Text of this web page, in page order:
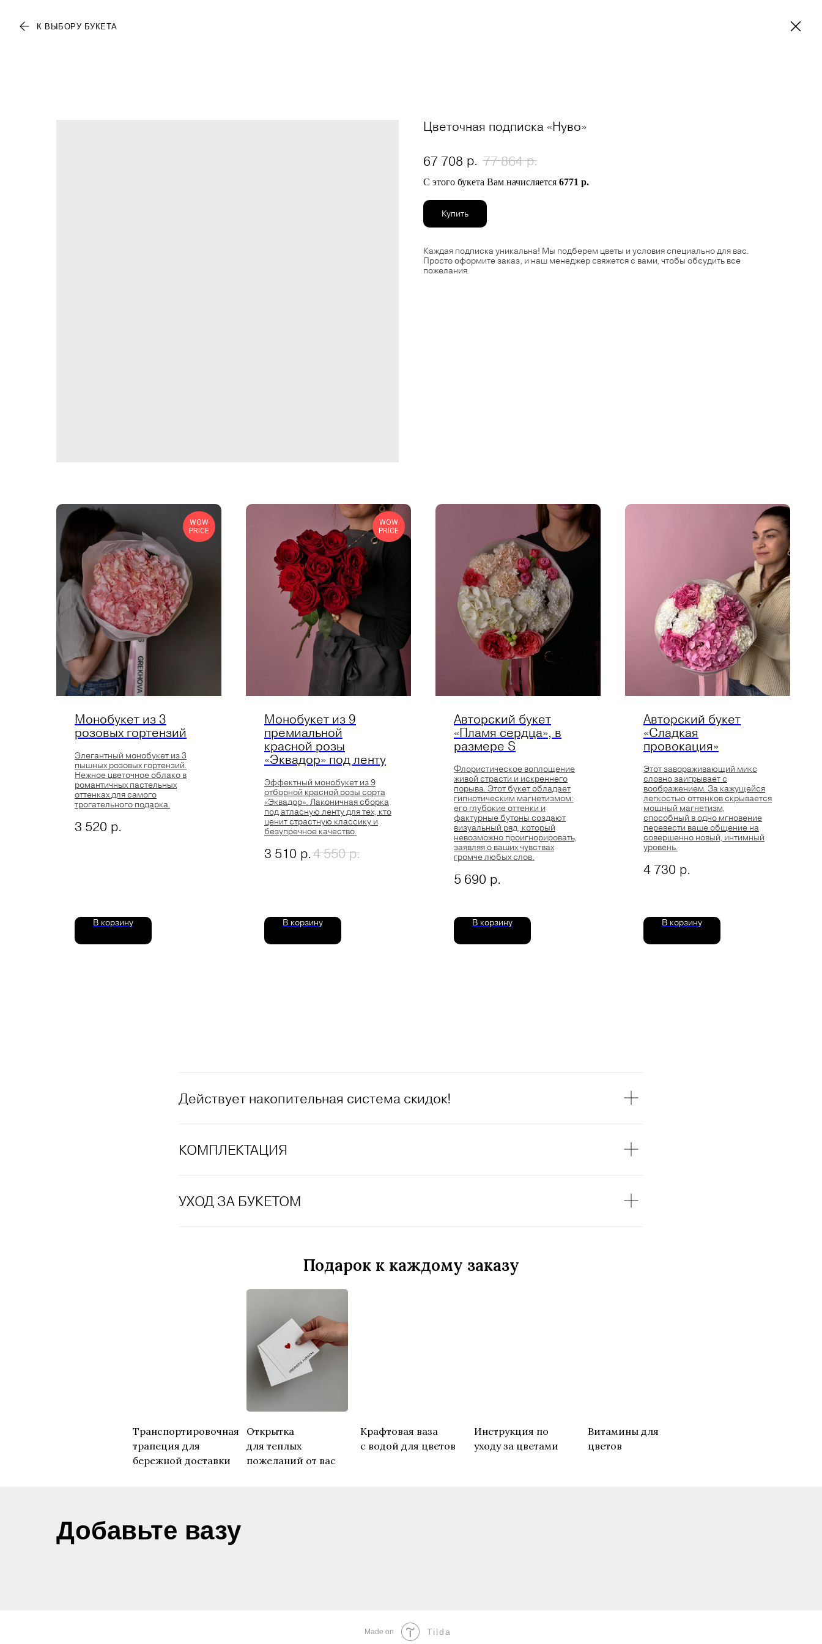
К ВЫБОРУ БУКЕТА
Цветочная подписка «Нуво»
67 708 р. 77 864 р.
С этого букета Вам начисляется 6771 р.
Купить
Каждая подписка уникальна! Мы подберем цветы и условия специально для вас.
Просто оформите заказ, и наш менеджер свяжется с вами, чтобы обсудить все
пожелания.
WOW
PRICE
Монобукет из 3
розовых гортензий
Элегантный монобукет из 3
пышных розовых гортензий.
Нежное цветочное облако в
романтичных пастельных
оттенках для самого
трогательного подарка.
3 520 р.
В корзину
WOW
PRICE
Монобукет из 9
премиальной
красной розы
«Эквадор» под ленту
Эффектный монобукет из 9
отборной красной розы сорта
«Эквадор». Лаконичная сборка
под атласную ленту для тех, кто
ценит страстную классику и
безупречное качество.
3 510 р.4 550 р.
В корзину
Авторский букет
«Пламя сердца», в
размере S
Флористическое воплощение
живой страсти и искреннего
порыва. Этот букет обладает
гипнотическим магнетизмом:
его глубокие оттенки и
фактурные бутоны создают
визуальный ряд, который
невозможно проигнорировать,
заявляя о ваших чувствах
громче любых слов.
5 690 р.
В корзину
Авторский букет
«Сладкая
провокация»
Этот завораживающий микс
словно заигрывает с
воображением. За кажущейся
легкостью оттенков скрывается
мощный магнетизм,
способный в одно мгновение
перевести ваше общение на
совершенно новый, интимный
уровень.
4 730 р.
В корзину
Действует накопительная система скидок!
КОМПЛЕКТАЦИЯ
УХОД ЗА БУКЕТОМ
Транспортировочная
трапеция для
бережной доставки
Открытка
для теплых
пожеланий от вас
Крафтовая ваза
с водой для цветов
Инструкция по
уходу за цветами
Витамины для
цветов
Подарок к каждому заказу
​Добавьте вазу
Made on Tilda